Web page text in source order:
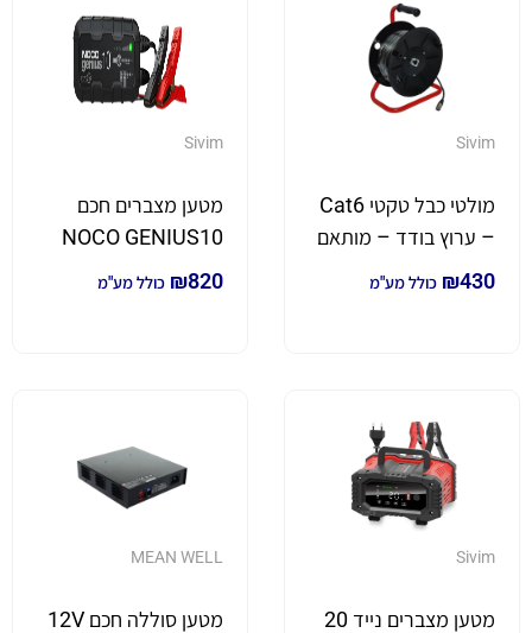
Sivim
מולטי כבל טקטי Cat6
– ערוץ בודד – מותאם
לאירועים בשטח
₪430 כולל מע"מ
Sivim
מטען מצברים חכם
NOCO GENIUS10
₪820 כולל מע"מ
Sivim
מטען מצברים נייד 20
MEAN WELL
מטען סוללה חכם 12V